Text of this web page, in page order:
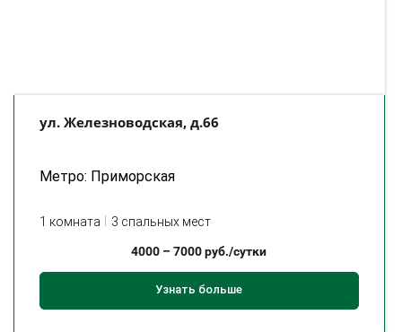
ул. Железноводская, д.66
Метро: Приморская
1 комната 3 спальных мест
4000 –7000руб./сутки
Узнать больше